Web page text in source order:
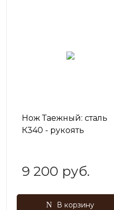
Нож Таежный: сталь
К340 - рукоять
9 200 руб.
В корзину